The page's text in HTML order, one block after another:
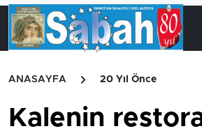
ANASAYFA 20 Yıl Önce
Kalenin